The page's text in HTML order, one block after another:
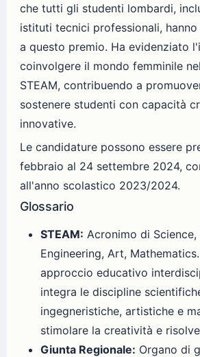
che tutti gli studenti lombardi,
istituti tecnici professionali,
a questo premio. Ha evidenziato
coinvolgere il mondo femminile
STEAM, contribuendo a
sostenere studenti con capacità
innovative.
Le candidature possono essere
febbraio al 24 settembre 2024,
all'anno scolastico 2023/2024.
Glossario
STEAM: Acronimo di Science,
Engineering, Art,
approccio educativo
integra le discipline
ingegneristiche, artistiche e
stimolare la creatività e
Giunta Regionale: Organo di